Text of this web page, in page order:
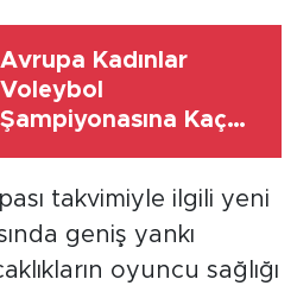
Avrupa Kadınlar
Voleybol
Şampiyonasına Kaç
takvimiyle ilgili yeni
geniş yankı
oyuncu sağlığı